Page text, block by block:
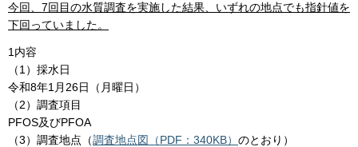
今回、7回目の水質調査を実施した結果、いずれの地点でも指針値を
下回っていました。
1内容
（1）採水日
令和8年1月26日（月曜日）
（2）調査項目
PFOS及びPFOA
（3）調査地点（調査地点図（PDF：340KB） のとおり）